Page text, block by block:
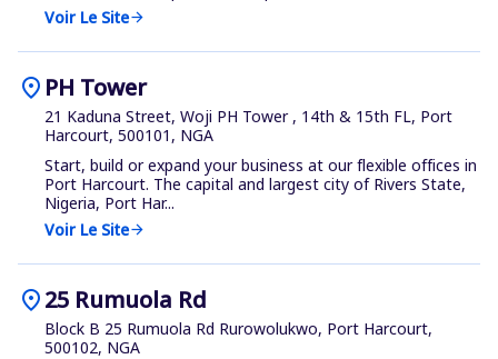
Voir Le Sitearrow_forward
location_on PH Tower
21 Kaduna Street, Woji PH Tower , 14th & 15th FL, Port
Harcourt, 500101, NGA
Start, build or expand your business at our flexible offices in
Port Harcourt. The capital and largest city of Rivers State,
Nigeria, Port Har...
Voir Le Sitearrow_forward
location_on25 Rumuola Rd
Block B 25 Rumuola Rd Rurowolukwo, Port Harcourt,
500102, NGA